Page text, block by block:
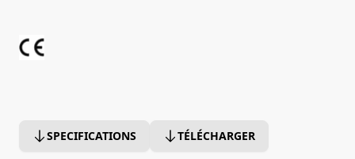
SPECIFICATIONS TÉLÉCHARGER